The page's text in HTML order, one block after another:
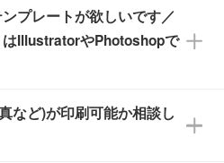
換算です。
がかかります。
も安心です。
ビス
にて無料でデザインデー
。
CLIP STUDIOなどのデ
りのデザインを作成した
アップロードしてご入稿
プレートが欲しいです／
IllustratorやPhotoshopで
プレートのご用意があり
印刷方法・テンプレー
など)が印刷可能か相談し